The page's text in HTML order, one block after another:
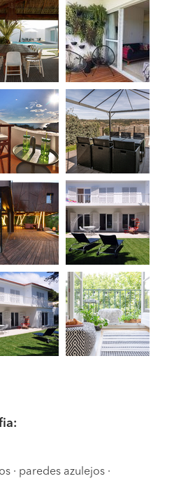
· paredes azulejos ·